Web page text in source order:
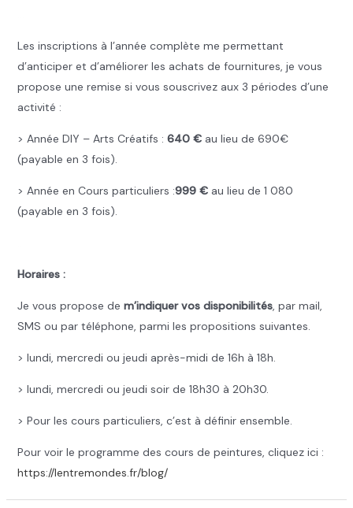
Les inscriptions à l’année complète me permettant
d’anticiper et d’améliorer les achats de fournitures, je vous
propose une remise si vous souscrivez aux 3 périodes d’une
activité :
> Année DIY – Arts Créatifs : 640 €au lieu de 690€
(payable en 3 fois).
> Année en Cours particuliers :999 € au lieu de 1 080
(payable en 3 fois).
Horaires :
Je vous propose de m’indiquer vos disponibilités, par mail,
SMS ou par téléphone, parmi les propositions suivantes.
> lundi, mercredi ou jeudi après-midi de 16h à 18h.
> lundi, mercredi ou jeudi soir de 18h30 à 20h30.
> Pour les cours particuliers, c’est à définir ensemble.
Pour voir le programme des cours de peintures, cliquez ici :
https://lentremondes.fr/blog/